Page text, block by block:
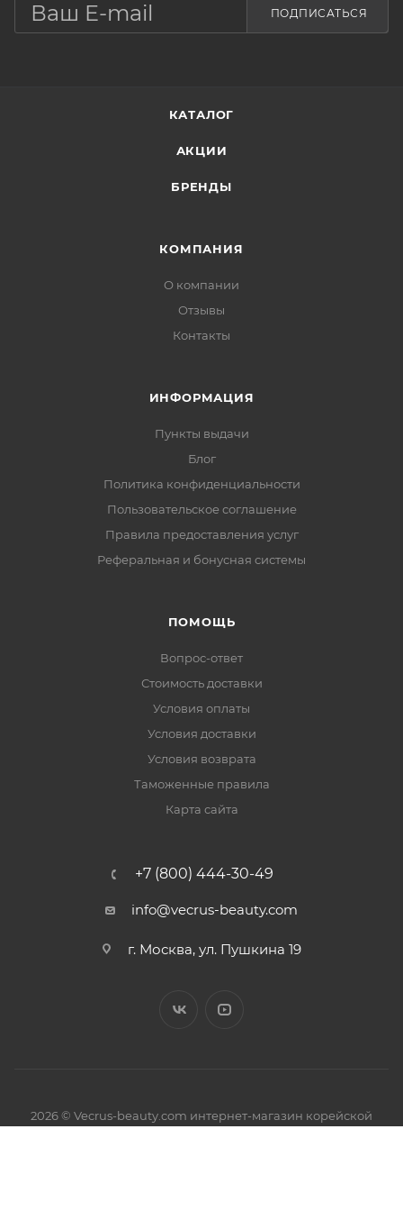
ПОДПИСАТЬСЯ
КАТАЛОГ
АКЦИИ
БРЕНДЫ
КОМПАНИЯ
О компании
Отзывы
Контакты
ИНФОРМАЦИЯ
Пункты выдачи
Блог
Политика конфиденциальности
Пользовательское соглашение
Правила предоставления услуг
Реферальная и бонусная системы
ПОМОЩЬ
Вопрос-ответ
Стоимость доставки
Условия оплаты
Условия доставки
Условия возврата
Таможенные правила
Карта сайта
+7 (800) 444-30-49
info@vecrus-beauty.com
г. Москва, ул. Пушкина 19
2026 © Vecrus-beauty.com интернет-магазин корейской